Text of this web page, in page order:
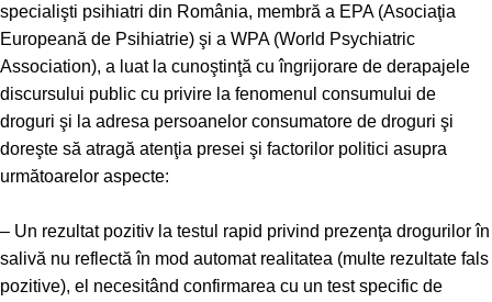
specialişti psihiatri din România, membră a EPA (Asociaţia
Europeană de Psihiatrie) şi a WPA (World Psychiatric
Association), a luat la cunoştinţă cu îngrijorare de derapajele
discursului public cu privire la fenomenul consumului de
droguri şi la adresa persoanelor consumatore de droguri şi
doreşte să atragă atenţia presei şi factorilor politici asupra
următoarelor aspecte:
– Un rezultat pozitiv la testul rapid privind prezenţa drogurilor în
salivă nu reflectă în mod automat realitatea (multe rezultate fals
pozitive), el necesitând confirmarea cu un test specific de